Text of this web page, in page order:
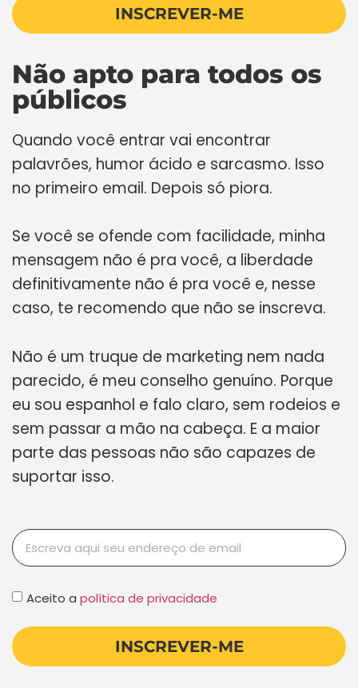
INSCREVER-ME
Não apto para todos os
públicos
Quando você entrar vai encontrar
palavrões, humor ácido e sarcasmo. Isso
no primeiro email. Depois só piora.
Se você se ofende com facilidade, minha
mensagem não é pra você, a liberdade
definitivamente não é pra você e, nesse
caso, te recomendo que não se inscreva.
Não é um truque de marketing nem nada
parecido, é meu conselho genuíno. Porque
eu sou espanhol e falo claro, sem rodeios e
sem passar a mão na cabeça. E a maior
parte das pessoas não são capazes de
suportar isso.
Aceito a política de privacidade
INSCREVER-ME